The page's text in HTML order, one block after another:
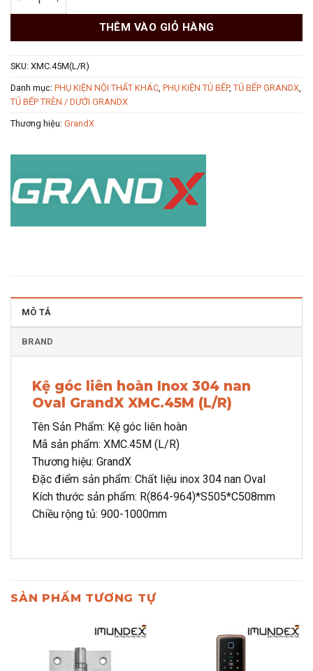
THÊM VÀO GIỎ HÀNG
SKU: XMC.45M(L/R)
Danh mục: PHỤ KIỆN NỘI THẤT KHÁC, PHỤ KIỆN TỦ BẾP, TỦ BẾP GRANDX,
TỦ BẾP TRÊN / DƯỚI GRANDX
Thương hiệu: GrandX
MÔ TẢ
BRAND
Kệ góc liên hoàn Inox 304 nan
Oval GrandX XMC.45M (L/R)
Tên Sản Phẩm: Kệ góc liên hoàn
Mã sản phẩm: XMC.45M (L/R)
Thương hiệu: GrandX
Đặc điểm sản phẩm: Chất liệu inox 304 nan Oval
Kích thước sản phẩm: R(864-964)*S505*C508mm
Chiều rộng tủ: 900-1000mm
SẢN PHẨM TƯƠNG TỰ